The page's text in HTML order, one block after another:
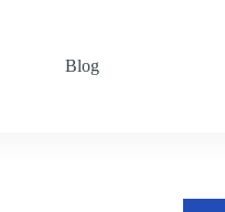
Blog